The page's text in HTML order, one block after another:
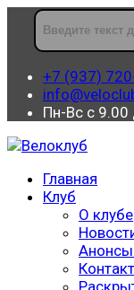
+7 (937)
Пн-Вс с 9.00
Главная
Клуб
О клубе
Анонсы